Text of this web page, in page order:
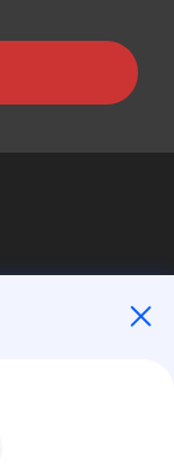
าญในการให้บริการ
งลูกค้าในด้านการ